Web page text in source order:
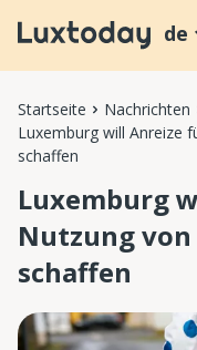
de
Startseite Nachrichten
Luxemburg will Anreize
schaffen
Luxemburg
Nutzung von
schaffen